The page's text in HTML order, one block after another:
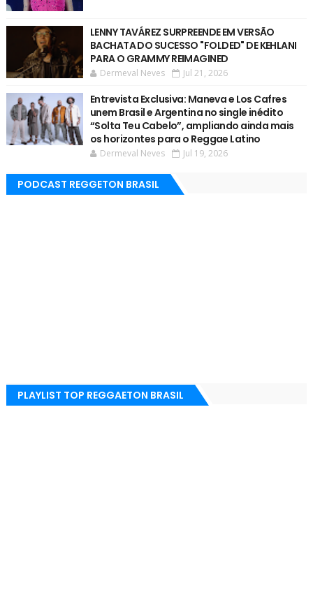
LENNY TAVÁREZ SURPREENDE EM VERSÃO
BACHATA DO SUCESSO "FOLDED" DE KEHLANI
PARA O GRAMMY REIMAGINED
Dermeval Neves Jul 21, 2026
Entrevista Exclusiva: Maneva e Los Cafres
unem Brasil e Argentina no single inédito
“Solta Teu Cabelo”, ampliando ainda mais
os horizontes para o Reggae Latino
Dermeval Neves Jul 19, 2026
PODCAST REGGETON BRASIL
PLAYLIST TOP REGGAETON BRASIL